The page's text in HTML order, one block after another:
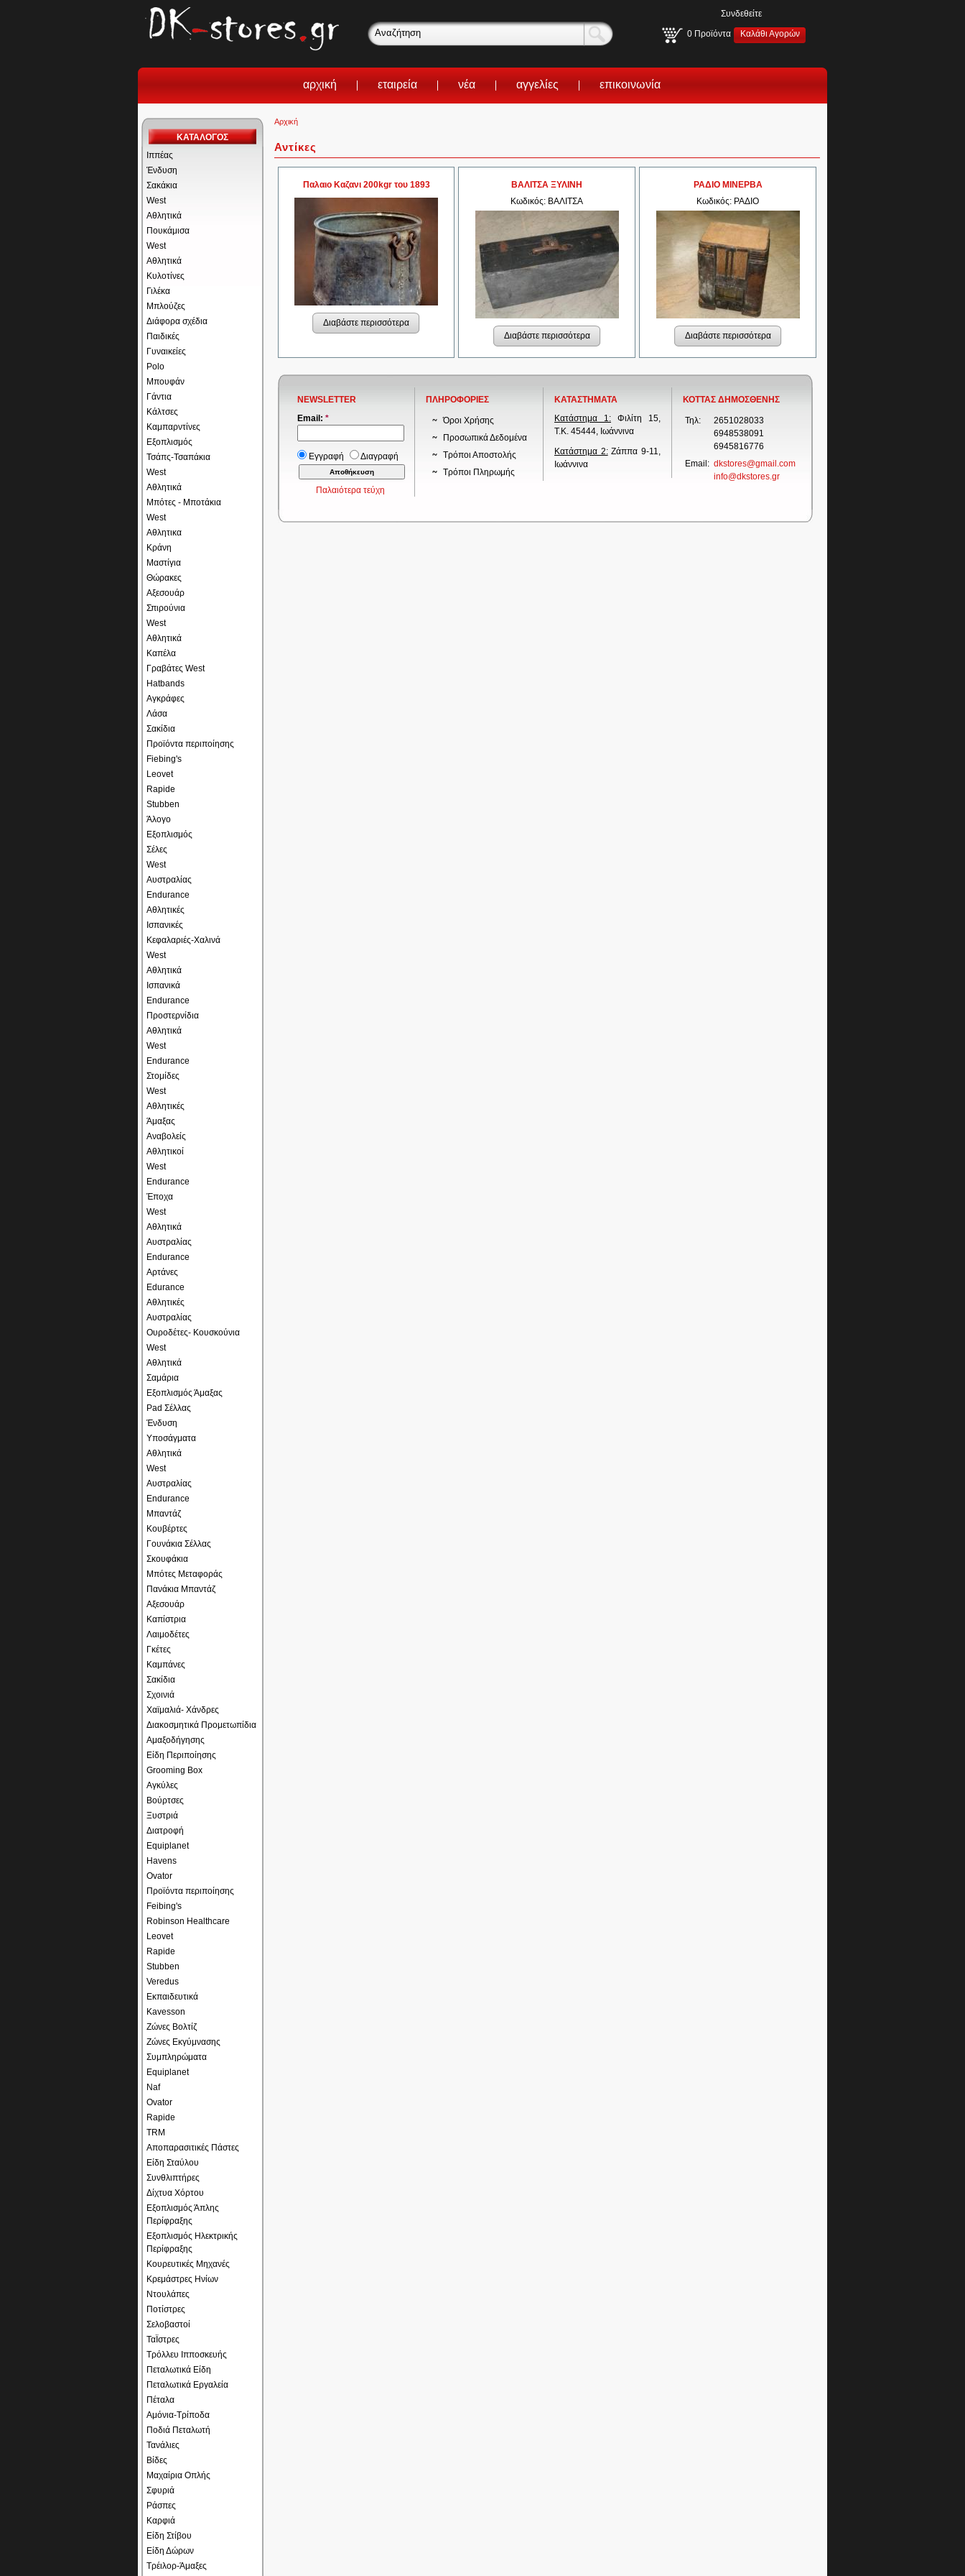
Συνδεθείτε
0 Προϊόντα Καλάθι Αγορών
αρχική εταιρεία νέα αγγελίες επικοινωνία
ΚΑΤΑΛΟΓΟΣ
Ιππέας
Ένδυση
Σακάκια
West
Αθλητικά
Πουκάμισα
West
Αθλητικά
Κυλοτίνες
Γιλέκα
Μπλούζες
Διάφορα σχέδια
Παιδικές
Γυναικείες
Polo
Μπουφάν
Γάντια
Κάλτσες
Καμπαρντίνες
Εξοπλισμός
Τσάπς-Τσαπάκια
West
Αθλητικά
Μπότες - Μποτάκια
West
Αθλητικα
Κράνη
Μαστίγια
Θώρακες
Αξεσουάρ
Σπιρούνια
West
Αθλητικά
Καπέλα
Γραβάτες West
Hatbands
Αγκράφες
Λάσα
Σακίδια
Προϊόντα περιποίησης
Fiebing's
Leovet
Rapide
Stubben
Άλογο
Εξοπλισμός
Σέλες
West
Αυστραλίας
Endurance
Αθλητικές
Ισπανικές
Κεφαλαριές-Χαλινά
West
Αθλητικά
Ισπανικά
Endurance
Προστερνίδια
Αθλητικά
West
Endurance
Στομίδες
West
Αθλητικές
Άμαξας
Αναβολείς
Αθλητικοί
West
Endurance
Έποχα
West
Αθλητικά
Αυστραλίας
Endurance
Αρτάνες
Edurance
Αθλητικές
Αυστραλίας
Ουροδέτες- Κουσκούνια
West
Αθλητικά
Σαμάρια
Εξοπλισμός Άμαξας
Pad Σέλλας
Ένδυση
Υποσάγματα
Αθλητικά
West
Αυστραλίας
Endurance
Μπαντάζ
Κουβέρτες
Γουνάκια Σέλλας
Σκουφάκια
Μπότες Μεταφοράς
Πανάκια Μπαντάζ
Αξεσουάρ
Καπίστρια
Λαιμοδέτες
Γκέτες
Καμπάνες
Σακίδια
Σχοινιά
Χαϊμαλιά- Χάνδρες
Διακοσμητικά Προμετωπίδια
Αμαξοδήγησης
Είδη Περιποίησης
Grooming Box
Αγκύλες
Βούρτσες
Ξυστριά
Διατροφή
Equiplanet
Havens
Ovator
Προϊόντα περιποίησης
Feibing's
Robinson Healthcare
Leovet
Rapide
Stubben
Veredus
Εκπαιδευτικά
Kavesson
Ζώνες Βολτίζ
Ζώνες Εκγύμνασης
Συμπληρώματα
Equiplanet
Naf
Ovator
Rapide
TRM
Αποπαρασιτικές Πάστες
Είδη Σταύλου
Συνθλιπτήρες
Δίχτυα Χόρτου
Εξοπλισμός Άπλης
Περίφραξης
Εξοπλισμός Ηλεκτρικής
Περίφραξης
Κουρευτικές Μηχανές
Κρεμάστρες Ηνίων
Ντουλάπες
Ποτίστρες
Σελοβαστοί
ΤαΪστρες
Τρόλλευ Ιπποσκευής
Πεταλωτικά Είδη
Πεταλωτικά Εργαλεία
Πέταλα
Αμόνια-Τρίποδα
Ποδιά Πεταλωτή
Τανάλιες
Βίδες
Μαχαίρια Οπλής
Σφυριά
Ράσπες
Καρφιά
Είδη Στίβου
Είδη Δώρων
Τρέιλορ-Άμαξες
Αρχική
Αντίκες
Παλαιο Καζανι 200kgr του 1893
Διαβάστε περισσότερα
ΒΑΛΙΤΣΑ ΞΥΛΙΝΗ
Κωδικός: ΒΑΛΙΤΣΑ
Διαβάστε περισσότερα
ΡΑΔΙΟ ΜΙΝΕΡΒΑ
Κωδικός: ΡΑΔΙΟ
Διαβάστε περισσότερα
NEWSLETTER
Email: *
Εγγραφή Διαγραφή
Παλαιότερα τεύχη
ΠΛΗΡΟΦΟΡΙΕΣ
Όροι Χρήσης
Προσωπικά Δεδομένα
Τρόποι Αποστολής
Τρόποι Πληρωμής
ΚΑΤΑΣΤΗΜΑΤΑ
Κατάστημα 1: Φιλίτη 15,
Τ.Κ. 45444, Ιωάννινα
Κατάστημα 2:Ζάππα 9-11,
Ιωάννινα
ΚΟΤΤΑΣ ΔΗΜΟΣΘΕΝΗΣ
Τηλ:
2651028033
6948538091
6945816776
Email: dkstores@gmail.com
info@dkstores.gr